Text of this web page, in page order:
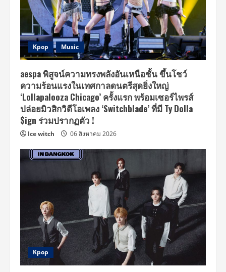
Kpop Music
aespa พิสูจน์ความทรงพลังอันเหนือชั้น ขึ้นโชว์
ความร้อนแรงในเทศกาลดนตรีสุดยิ่งใหญ่
‘Lollapalooza Chicago’ ครั้งแรก พร้อมเซอร์ไพรส์
ปล่อยมิวสิกวิดีโอเพลง ‘Switchblade’ ที่มี Ty Dolla
$ign ร่วมปรากฏตัว !
Ice witch 06 สิงหาคม 2026
Kpop